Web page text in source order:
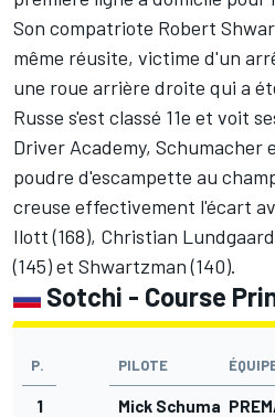
Son compatriote Robert
même réusite, victime d'un
une roue arrière droite qui a
Russe s'est classé 11e et voit
Driver Academy, Schumacher
poudre d'escampette au
creuse effectivement l'écart
Ilott (168), Christian
(145) et Shwartzman (140).
Sotchi - Course
P. PILOTE
1 Mick Schumacher